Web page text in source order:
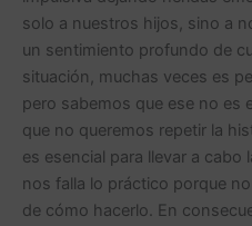
solo a nuestros hijos, sino a
un sentimiento profundo de
situación, muchas veces es
pero sabemos que ese no es
que no queremos repetir la
es esencial para llevar a cabo
nos falla lo práctico porque
de cómo hacerlo. En